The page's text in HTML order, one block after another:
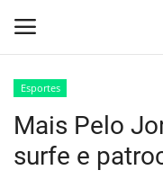
Home
Geral
Esportes
Mais Pelo
surfe e